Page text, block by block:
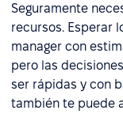
Seguramente
recursos. Esperar
manager con
pero las
ser rápidas y con
también te puede